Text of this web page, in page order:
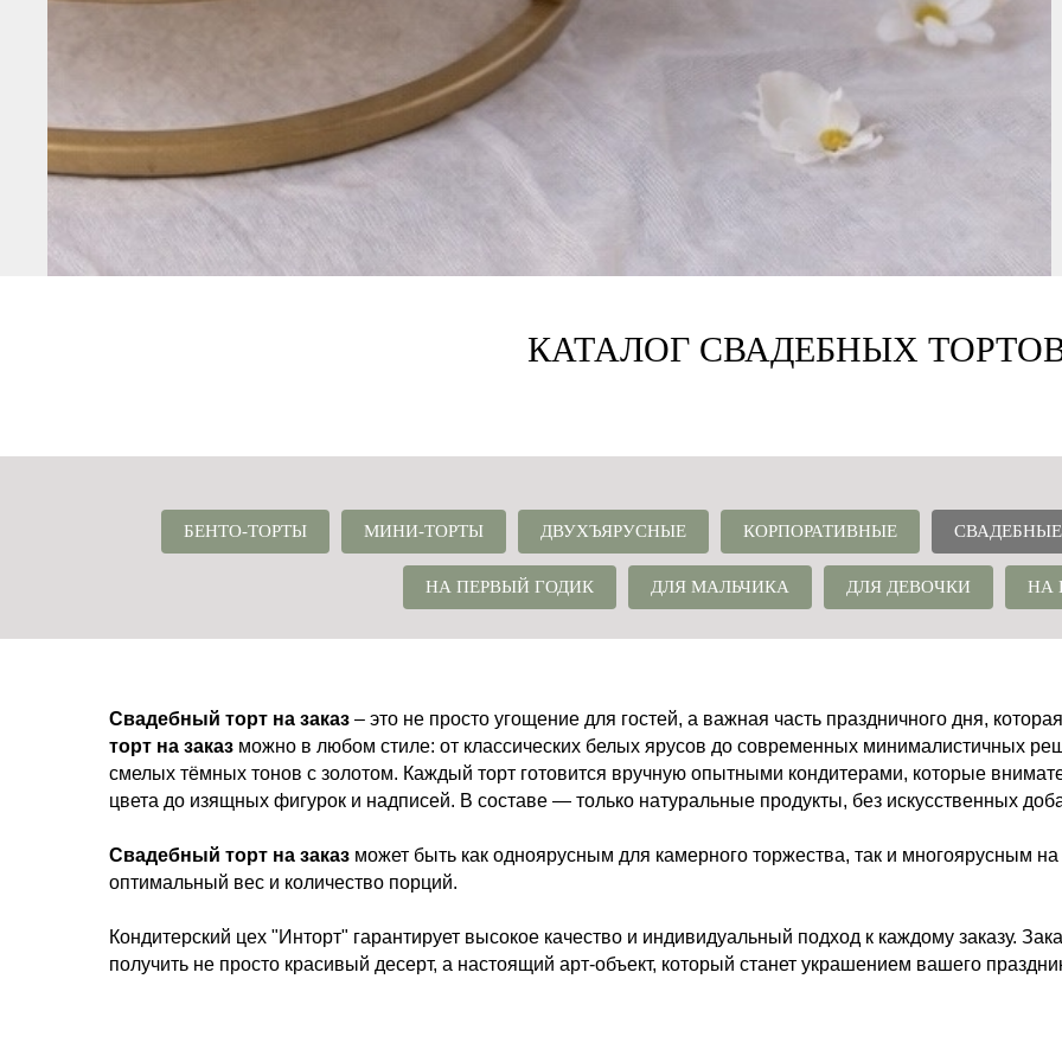
КАТАЛОГ СВАДЕБНЫХ
БЕНТО-ТОРТЫ МИНИ-ТОРТЫ ДВУХЪЯРУСНЫЕ КОРПОРАТИВНЫЕ СВАДЕБНЫЕ
НА ПЕРВЫЙ ГОДИК ДЛЯ МАЛЬЧИКА ДЛЯ ДЕВОЧКИ НА
Свадебный торт на заказ – это не просто угощение для гостей, а важная часть праздничного дня,
торт на заказ можно в любом стиле: от классических белых ярусов до современных минималистичных
смелых тёмных тонов с золотом. Каждый торт готовится вручную опытными кондитерами, которые
цвета до изящных фигурок и надписей. В составе — только натуральные продукты, без искусственных
Свадебный торт на заказ может быть как одноярусным для камерного торжества, так и многоярусным
оптимальный вес и количество порций.
Кондитерский цех "Инторт" гарантирует высокое качество и индивидуальный подход к каждому заказу.
получить не просто красивый десерт, а настоящий арт-объект, который станет украшением вашего